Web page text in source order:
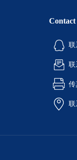
Contact
联
联
传
联